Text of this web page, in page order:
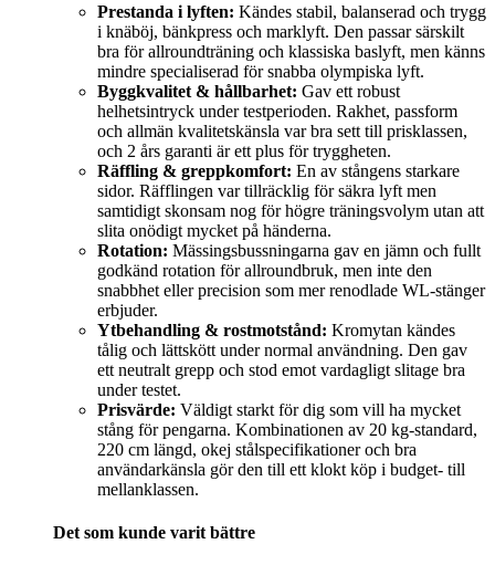
Prestanda i lyften: Kändes stabil, balanserad och trygg
i knäböj, bänkpress och marklyft. Den passar särskilt
bra för allroundträning och klassiska baslyft, men känns
mindre specialiserad för snabba olympiska lyft.
Byggkvalitet & hållbarhet: Gav ett robust
helhetsintryck under testperioden. Rakhet, passform
och allmän kvalitetskänsla var bra sett till prisklassen,
och 2 års garanti är ett plus för tryggheten.
Räffling & greppkomfort: En av stångens starkare
sidor. Räfflingen var tillräcklig för säkra lyft men
samtidigt skonsam nog för högre träningsvolym utan att
slita onödigt mycket på händerna.
Rotation: Mässingsbussningarna gav en jämn och fullt
godkänd rotation för allroundbruk, men inte den
snabbhet eller precision som mer renodlade WL-stänger
erbjuder.
Ytbehandling & rostmotstånd: Kromytan kändes
tålig och lättskött under normal användning. Den gav
ett neutralt grepp och stod emot vardagligt slitage bra
under testet.
Prisvärde: Väldigt starkt för dig som vill ha mycket
stång för pengarna. Kombinationen av 20 kg-standard,
220 cm längd, okej stålspecifikationer och bra
användarkänsla gör den till ett klokt köp i budget- till
mellanklassen.
Det som kunde varit bättre